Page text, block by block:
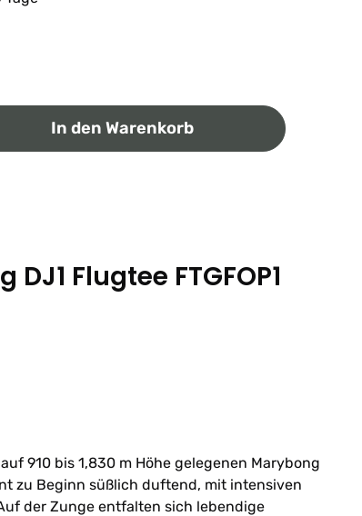
gewünschten Wert ein oder
In den Warenkorb
Flugtee FTGFOP1
910 bis 1,830 m Höhe gelegenen Marybong
zu Beginn süßlich duftend, mit intensiven
der Zunge entfalten sich lebendige